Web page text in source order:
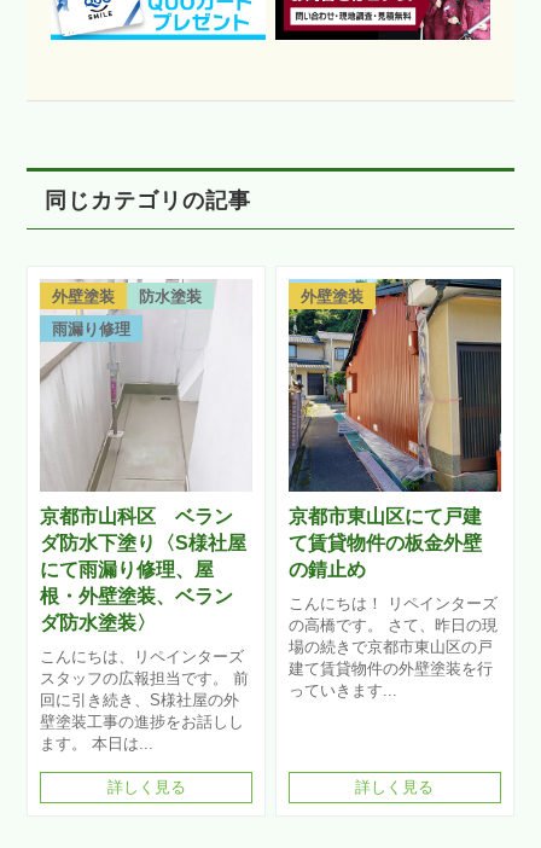
同じカテゴリの記事
外壁塗装
防水塗装
雨漏り修理
京都市山科区 ベラン
ダ防水下塗り〈S様社屋
にて雨漏り修理、屋
根・外壁塗装、ベラン
ダ防水塗装〉
こんにちは、リペインターズ
スタッフの広報担当です。 前
回に引き続き、S様社屋の外
壁塗装工事の進捗をお話しし
ます。 本日は...
詳しく見る
外壁塗装
京都市東山区にて戸建
て賃貸物件の板金外壁
の錆止め
こんにちは！ リペインターズ
の高橋です。 さて、昨日の現
場の続きで京都市東山区の戸
建て賃貸物件の外壁塗装を行
っていきます...
詳しく見る